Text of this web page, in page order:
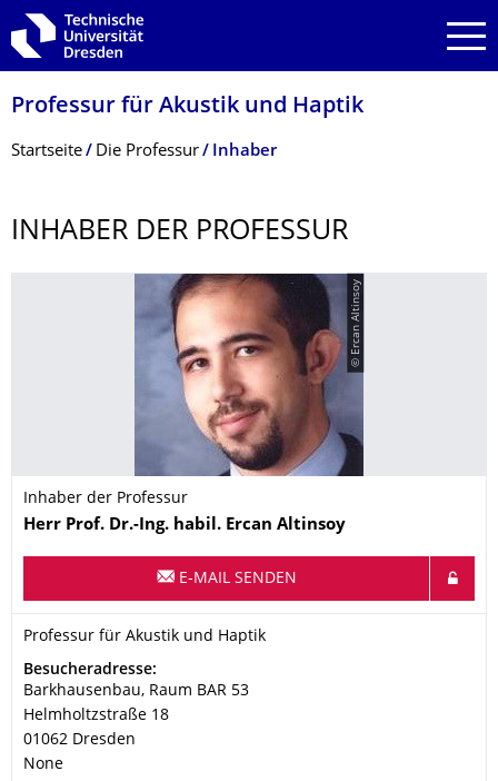
Zur Hauptnavigation springen
Zur Suche springen
Zum Inhalt springen
Professur für Akustik und Haptik
Breadcrumb-Menü
Startseite Die Professur Inhaber
INHABER DER PROFESSUR
© Ercan Altinsoy
Inhaber der Professur
Name
Herr Prof. Dr.-Ing. habil. Ercan Altinsoy
E-MAIL SENDEN
Organisationsname
Professur für Akustik und Haptik
Professur für Akustik und Haptik
Adresse
Besucheradresse:
Barkhausenbau, Raum BAR 53
Helmholtzstraße 18
01062 Dresden
None